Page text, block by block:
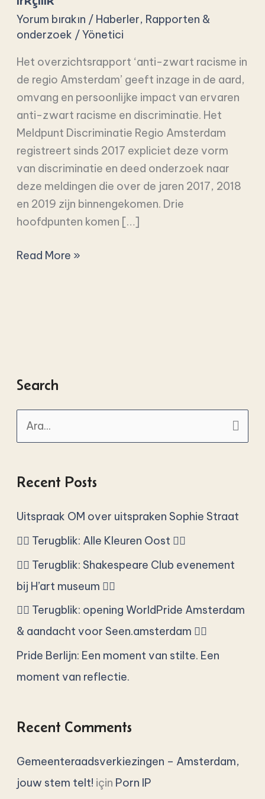
Yorum bırakın / Haberler, Rapporten &
onderzoek /Yönetici
Het overzichtsrapport ‘anti-zwart racisme in
de regio Amsterdam’ geeft inzage in de aard,
omvang en persoonlijke impact van ervaren
anti-zwart racisme en discriminatie. Het
Meldpunt Discriminatie Regio Amsterdam
registreert sinds 2017 expliciet deze vorm
van discriminatie en deed onderzoek naar
deze meldingen die over de jaren 2017, 2018
en 2019 zijn binnengekomen. Drie
hoofdpunten komen […]
ırkçılık
Read More »
Search
ı
n
Recent Posts
Uitspraak OM over uitspraken Sophie Straat
🏳️‍🌈 Terugblik: Alle Kleuren Oost 🏳️‍🌈
🏳️‍🌈 Terugblik: Shakespeare Club evenement
bij H’art museum 🏳️‍🌈
🏳️‍🌈 Terugblik: opening WorldPride Amsterdam
& aandacht voor Seen.amsterdam 🏳️‍🌈
Pride Berlijn: Een moment van stilte. Een
moment van reflectie.
Recent Comments
Gemeenteraadsverkiezingen – Amsterdam,
jouw stem telt! için Porn IP